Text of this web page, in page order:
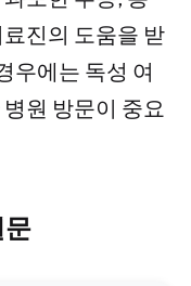
진의 도움을 받
우에는 독성 여
원 방문이 중요
문